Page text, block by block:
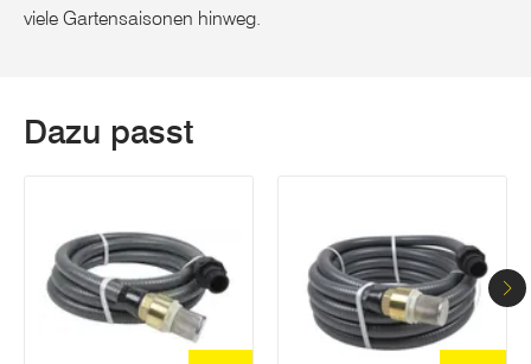
viele Gartensaisonen hinweg.
Dazu passt